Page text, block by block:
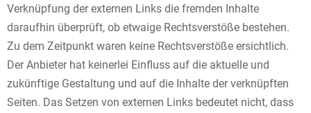
Verknüpfung der externen Links die fremden Inhalte
daraufhin überprüft, ob etwaige Rechtsverstöße bestehen.
Zu dem Zeitpunkt waren keine Rechtsverstöße ersichtlich.
Der Anbieter hat keinerlei Einfluss auf die aktuelle und
zukünftige Gestaltung und auf die Inhalte der verknüpften
Seiten. Das Setzen von externen Links bedeutet nicht, dass